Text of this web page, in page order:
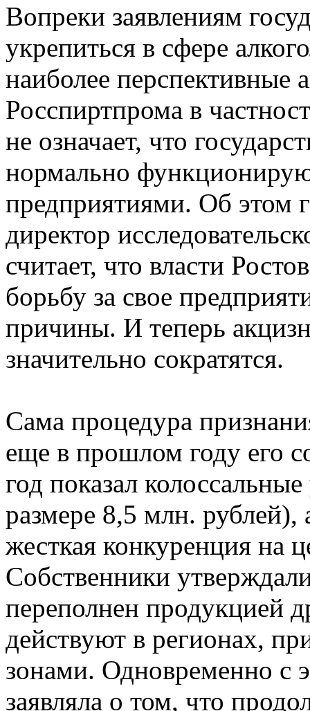
Вопреки заявлениям
укрепиться в сфере
наиболее перспективные
Росспиртпрома в
не означает, что
нормально
предприятиями. Об этом
директор
считает, что власти
борьбу за свое
причины. И теперь
значительно сократятся.
Сама процедура
еще в прошлом году его
год показал
размере 8,5 млн. рублей),
жесткая конкуренция на
Собственники
переполнен продукцией
действуют в регионах,
зонами. Одновременно с
заявляла о том, что